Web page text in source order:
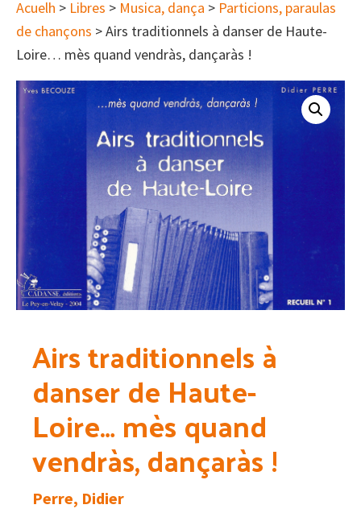
Acuelh > Libres > Musica, dança > Particions, paraulas
de chançons > Airs traditionnels à danser de Haute-
Loire… mès quand vendràs, dançaràs !
Airs traditionnels à
danser de Haute-
Loire… mès quand
vendràs, dançaràs !
Perre, Didier